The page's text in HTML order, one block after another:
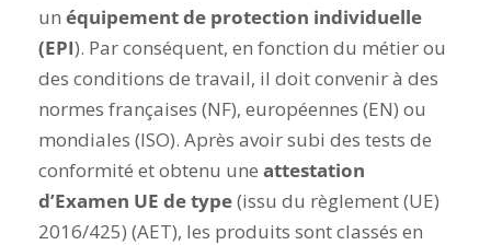
un équipement de protection individuelle
(EPI). Par conséquent, en fonction du métier ou
des conditions de travail, il doit convenir à des
normes françaises (NF), européennes (EN) ou
mondiales (ISO). Après avoir subi des tests de
conformité et obtenu une attestation
d’Examen UE de type(issu du règlement (UE)
2016/425) (AET), les produits sont classés en